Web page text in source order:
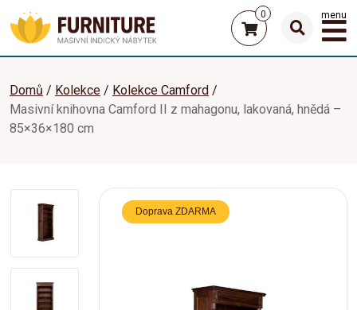
0 menu
Domů Kolekce
Kolekce Camford
Masivní knihovna Camford II z mahagonu, lakovaná, hnědá –
85×36×180 cm
Doprava ZDARMA